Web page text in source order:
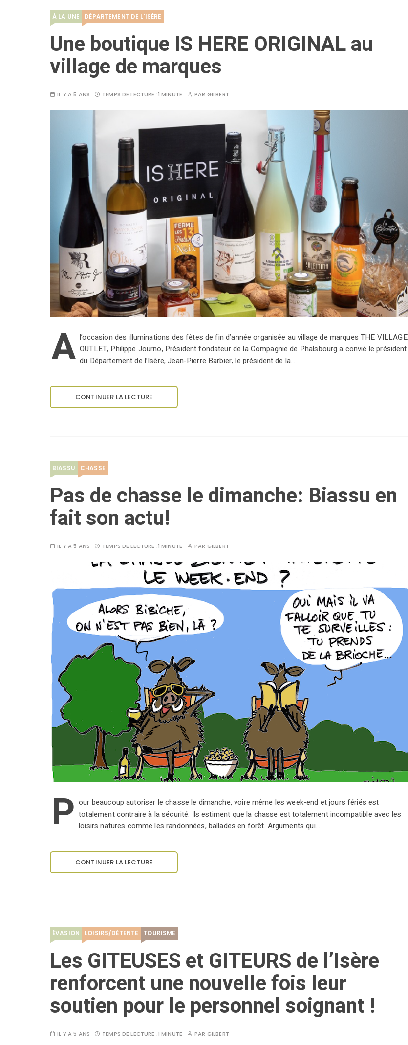
À LA UNE DÉPARTEMENT DE L'ISÈRE
Une boutique IS HERE ORIGINAL au
village de marques
IL Y A 5 ANS TEMPS DE LECTURE :1 MINUTE PAR GILBERT
A l’occasion des illuminations des fêtes de fin d’année organisée au village de marques THE VILLAGE
OUTLET, Philippe Journo, Président fondateur de la Compagnie de Phalsbourg a convié le président
du Département de l’Isère, Jean-Pierre Barbier, le président de la…
CONTINUER LA LECTURE
BIASSU CHASSE
Pas de chasse le dimanche: Biassu en
fait son actu!
IL Y A 5 ANS TEMPS DE LECTURE :1 MINUTE PAR GILBERT
P our beaucoup autoriser le chasse le dimanche, voire même les week-end et jours fériés est
totalement contraire à la sécurité. Ils estiment que la chasse est totalement incompatible avec les
loisirs natures comme les randonnées, ballades en forêt. Arguments qui…
CONTINUER LA LECTURE
ÉVASION LOISIRS/DÉTENTE TOURISME
Les GITEUSES et GITEURS de l’Isère
renforcent une nouvelle fois leur
soutien pour le personnel soignant !
IL Y A 5 ANS TEMPS DE LECTURE :1 MINUTE PAR GILBERT